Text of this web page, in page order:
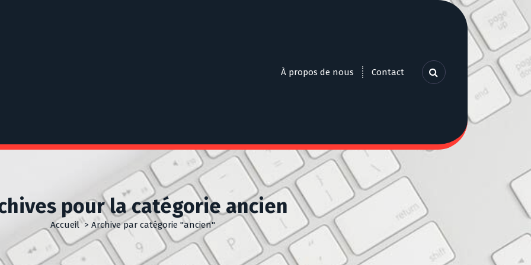
À propos de nous Contact
pour la catégorie ancien
Accueil> Archive par catégorie "ancien"